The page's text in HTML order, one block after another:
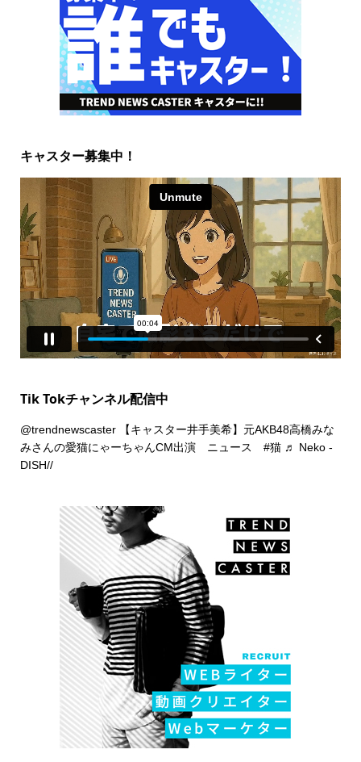
キャスター募集中！
Tik Tokチャンネル配信中
@trendnewscaster【キャスター井手美希】元AKB48高橋みな
みさんの愛猫にゃーちゃんCM出演 ニュース #猫 ♬ Neko -
DISH//